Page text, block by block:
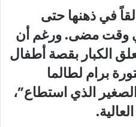
في ذهنها حتى
أي وقت مضى. ورغم أن
الكبار بقصة أطفال
برام لطالما
الذي استطاع”،